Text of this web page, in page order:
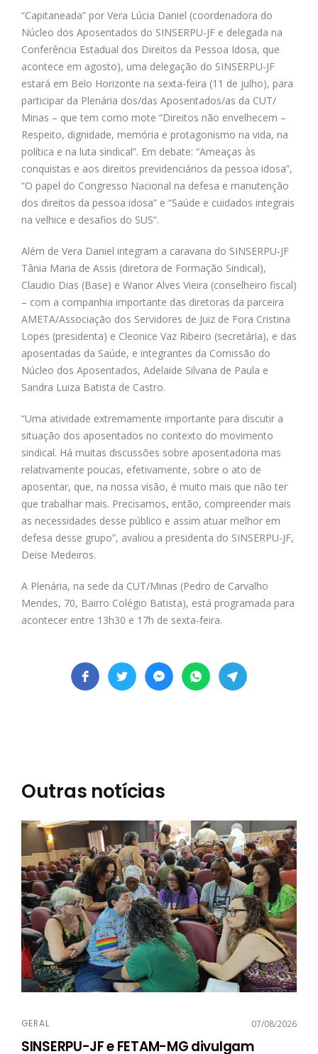
“Capitaneada” por Vera Lúcia Daniel (coordenadora do
Núcleo dos Aposentados do SINSERPU-JF e delegada na
Conferência Estadual dos Direitos da Pessoa Idosa, que
acontece em agosto), uma delegação do SINSERPU-JF
estará em Belo Horizonte na sexta-feira (11 de julho), para
participar da Plenária dos/das Aposentados/as da CUT/
Minas – que tem como mote “Direitos não envelhecem –
Respeito, dignidade, memória e protagonismo na vida, na
política e na luta sindical”. Em debate: “Ameaças às
conquistas e aos direitos previdenciários da pessoa idosa”,
“O papel do Congresso Nacional na defesa e manutenção
dos direitos da pessoa idosa” e “Saúde e cuidados integrais
na velhice e desafios do SUS”.
Além de Vera Daniel integram a caravana do SINSERPU-JF
Tânia Maria de Assis (diretora de Formação Sindical),
Claudio Dias (Base) e Wanor Alves Vieira (conselheiro fiscal)
– com a companhia importante das diretoras da parceira
AMETA/Associação dos Servidores de Juiz de Fora Cristina
Lopes (presidenta) e Cleonice Vaz Ribeiro (secretária), e das
aposentadas da Saúde, e integrantes da Comissão do
Núcleo dos Aposentados, Adelaide Silvana de Paula e
Sandra Luiza Batista de Castro.
“Uma atividade extremamente importante para discutir a
situação dos aposentados no contexto do movimento
sindical. Há muitas discussões sobre aposentadoria mas
relativamente poucas, efetivamente, sobre o ato de
aposentar, que, na nossa visão, é muito mais que não ter
que trabalhar mais. Precisamos, então, compreender mais
as necessidades desse público e assim atuar melhor em
defesa desse grupo”, avaliou a presidenta do SINSERPU-JF,
Deise Medeiros.
A Plenária, na sede da CUT/Minas (Pedro de Carvalho
Mendes, 70, Bairro Colégio Batista), está programada para
acontecer entre 13h30 e 17h de sexta-feira.
Outras notícias
GERAL 07/08/2026
SINSERPU-JF e FETAM-MG divulgam